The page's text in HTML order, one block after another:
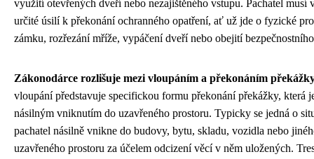
využití otevřených dveří nebo nezajištěného vstupu. Pachatel musí
určité úsilí k překonání ochranného opatření, ať už jde o fyzické
zámku, rozřezání mříže, vypáčení dveří nebo obejití
Zákonodárce rozlišuje mezi vloupáním a překonáním
vloupání představuje specifickou formu překonání překážky, která
násilným vniknutím do uzavřeného prostoru. Typicky se jedná o
pachatel násilně vnikne do budovy, bytu, skladu, vozidla nebo
uzavřeného prostoru za účelem odcizení věcí v něm uložených.